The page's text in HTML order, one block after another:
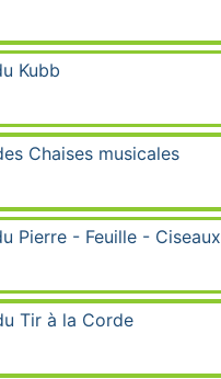
Kubb
Chaises musicales
Pierre - Feuille - Ciseaux
Tir à la Corde